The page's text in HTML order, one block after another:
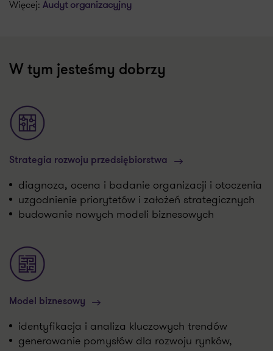
Więcej: Audyt organizacyjny
W tym jesteśmy dobrzy
Strategia rozwoju przedsiębiorstwa
diagnoza, ocena i badanie organizacji i otoczenia
uzgodnienie priorytetów i założeń strategicznych
budowanie nowych modeli biznesowych
Model biznesowy
identyfikacja i analiza kluczowych trendów
generowanie pomysłów dla rozwoju rynków,